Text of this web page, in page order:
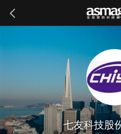
七友科技股